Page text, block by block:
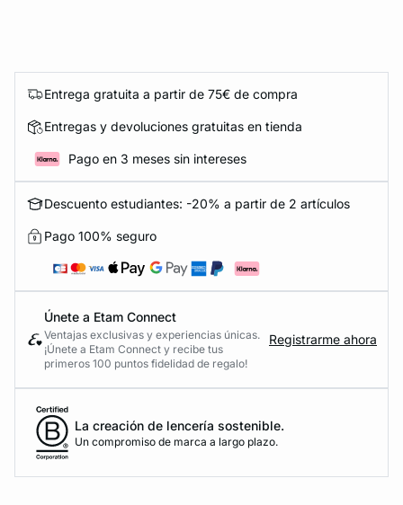
Entrega gratuita a partir de 75€ de compra
Entregas y devoluciones gratuitas en tienda
Pago en 3 meses sin intereses
Descuento estudiantes: -20% a partir de 2 artículos
Pago 100% seguro
Únete a Etam Connect
Ventajas exclusivas y experiencias únicas.
¡Únete a Etam Connect y recibe tus
primeros 100 puntos fidelidad de regalo!
Registrarme ahora
La creación de lencería sostenible.
Un compromiso de marca a largo plazo.